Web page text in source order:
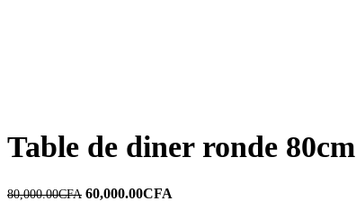
Table de diner ronde 80cm
80,000.00CFA 60,000.00CFA